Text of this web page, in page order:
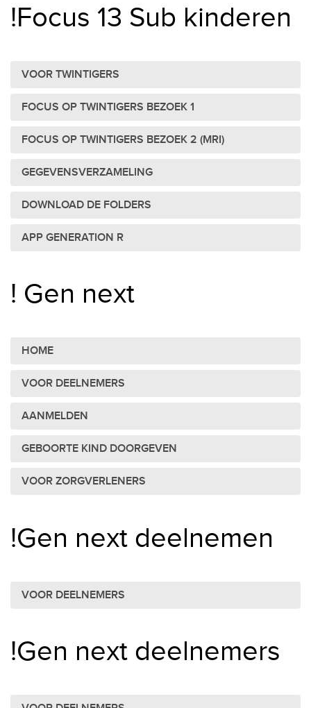
!Focus 13 Sub kinderen
VOOR TWINTIGERS
FOCUS OP TWINTIGERS BEZOEK 1
FOCUS OP TWINTIGERS BEZOEK 2 (MRI)
GEGEVENSVERZAMELING
DOWNLOAD DE FOLDERS
APP GENERATION R
! Gen next
HOME
VOOR DEELNEMERS
AANMELDEN
GEBOORTE KIND DOORGEVEN
VOOR ZORGVERLENERS
!Gen next deelnemen
VOOR DEELNEMERS
!Gen next deelnemers